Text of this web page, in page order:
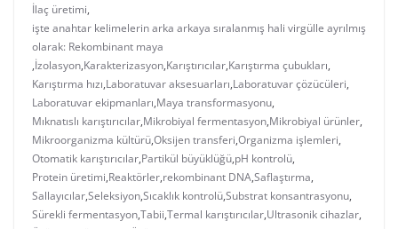
İlaç üretimi,
işte anahtar kelimelerin arka arkaya sıralanmış hali virgülle ayrılmış
olarak: Rekombinant maya
,İzolasyon,Karakterizasyon,Karıştırıcılar,Karıştırma çubukları,
Karıştırma hızı,Laboratuvar aksesuarları,Laboratuvar çözücüleri,
Laboratuvar ekipmanları,Maya transformasyonu,
Mıknatıslı karıştırıcılar,Mikrobiyal fermentasyon,Mikrobiyal ürünler,
Mikroorganizma kültürü,Oksijen transferi,Organizma işlemleri,
Otomatik karıştırıcılar,Partikül büyüklüğü,pH kontrolü,
Protein üretimi,Reaktörler,rekombinant DNA,Saflaştırma,
Sallayıcılar,Seleksiyon,Sıcaklık kontrolü,Substrat konsantrasyonu,
Sürekli fermentasyon,Tabii,Termal karıştırıcılar,Ultrasonik cihazlar,